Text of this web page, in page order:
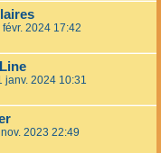
2024 17:42
janv. 2024 10:31
2023 22:49